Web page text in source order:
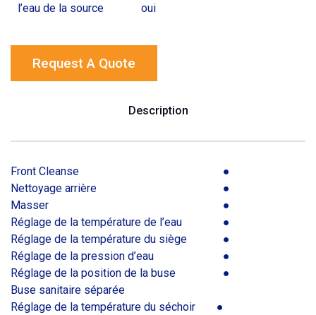
l’eau de la source oui
Request A Quote
Description
Front Cleanse
●
Nettoyage arrière
●
Masser
●
Réglage de la température de l’eau
●
Réglage de la température du siège
●
Réglage de la pression d’eau
●
Réglage de la position de la buse
●
Buse sanitaire séparée
Réglage de la température du séchoir
●